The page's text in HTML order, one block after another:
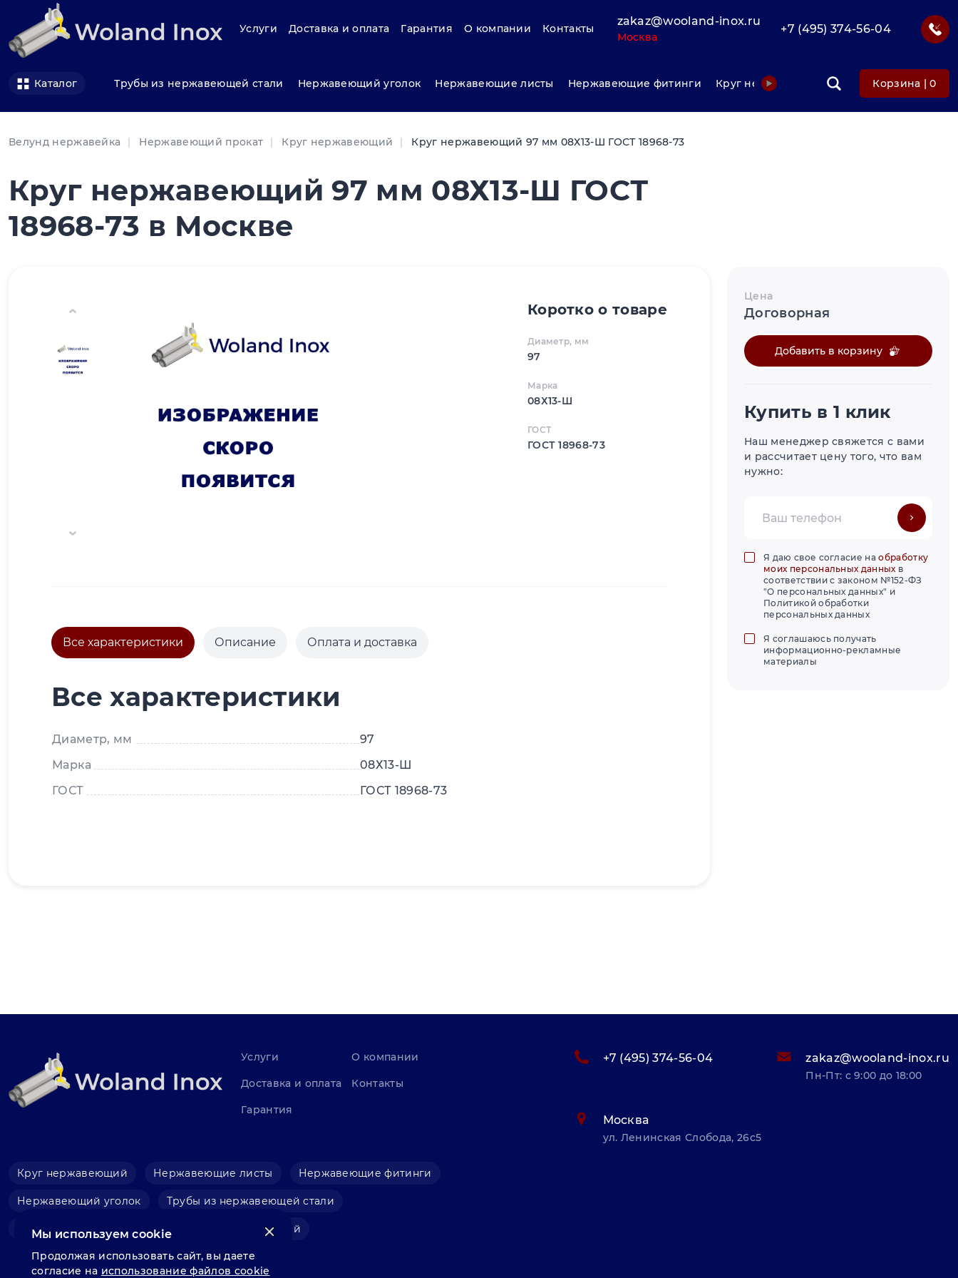
Услуги Доставка и оплата Гарантия О компании Контакты
zakaz@wooland-inox.ru
Москва
+7 (495) 374-56-04
Каталог Трубы из нержавеющей стали Нержавеющий уголок Нержавеющие листы Нержавеющие фитинги Круг нержавеющий ФольгаКорзина |0
Велунд нержавейка Нержавеющий прокат Круг нержавеющий Круг нержавеющий 97 мм 08Х13-Ш ГОСТ 18968-73
Круг нержавеющий 97 мм 08Х13-Ш ГОСТ
18968-73 в Москве
Коротко о товаре
Диаметр, мм
97
Марка
08Х13-Ш
ГОСТ
ГОСТ 18968-73
Все характеристики Описание Оплата и доставка
Все характеристики
Диаметр, мм
97
Марка
08Х13-Ш
ГОСТ
ГОСТ 18968-73
Цена
Договорная
Добавить в корзину
Купить в 1 клик
Наш менеджер свяжется с вами
и рассчитает цену того, что вам
нужно:
Я даю свое согласие наобработку
моих персональных данныхв
соответствии с законом №152-ФЗ
"О персональных данных" и
Политикой обработки
персональных данных
Я соглашаюсь получать
информационно-рекламные
материалы
Услуги
Доставка и оплата
Гарантия
О компании
Контакты
Круг нержавеющий Нержавеющие листы Нержавеющие фитинги
Нержавеющий уголок Трубы из нержавеющей стали
Фольга нержавеющая Швеллер нержавеющий
+7 (495) 374-56-04 zakaz@wooland-inox.ru
Пн-Пт: с 9:00 до 18:00
Москва
ул. Ленинская Слобода, 26с5
Мы используем cookie
Продолжая использовать сайт, вы даете
согласие на использование файлов cookie